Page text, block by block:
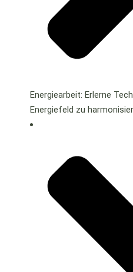
Energiearbeit: Erlerne
Energiefeld zu